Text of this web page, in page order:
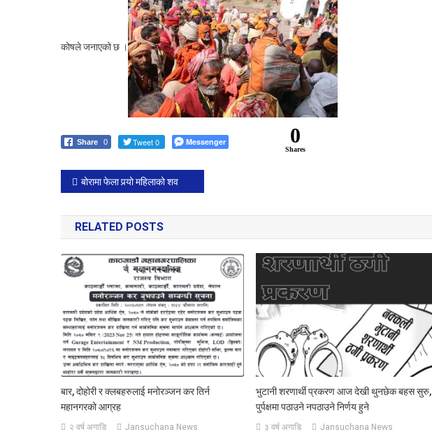
कोषले जनाएको छ ।
Share 0 Tweet 0 Messenger 0
Shares
Post
navigation
बोरामा फेला पर्‍यो महिलाको शव
RELATED POSTS
बार, दोहोरी र क्लबहरुलाई मनोरञ्जन कर तिर्न
महानगरको आग्रह
२ वर्ष अगाडि Jansuchana News
भुटानी शरणार्थी प्रकरण आज देखी थुनछेक बहस सुरु,
पुर्पक्षमा पठाउने नपठाउने निर्णय हुने
३ वर्ष अगाडि Jansuchana News